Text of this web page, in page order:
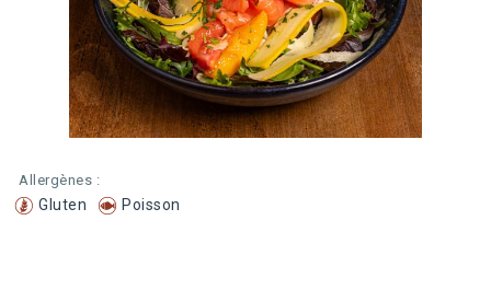
Allergènes :
Gluten Poisson